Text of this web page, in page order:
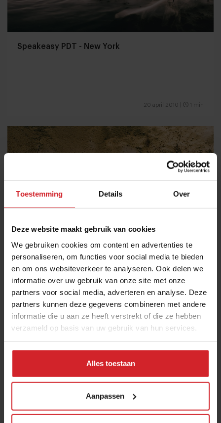
Toestemming Details Over
Deze website maakt gebruik van cookies
We gebruiken cookies om content en advertenties te
personaliseren, om functies voor social media te bieden
en om ons websiteverkeer te analyseren. Ook delen we
informatie over uw gebruik van onze site met onze
partners voor social media, adverteren en analyse. Deze
partners kunnen deze gegevens combineren met andere
informatie die u aan ze heeft verstrekt of die ze hebben
verzameld op basis van uw gebruik van hun services.
Alles toestaan
Aanpassen
Speakeasy PDT - New York
20 april 2010 1 min
Macao - New York
20 april 2010| 1 min